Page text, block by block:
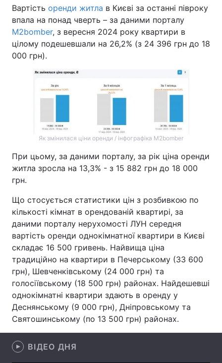
Головна Війна
Україна Політика
Економіка
Техно і зв'язок Лайт
Здоров'я Туризм
Цікавинки Погода
Екологія
Лонгріди
Відео з Youtube Статті
Інтерв'ю Думки
Архів Вакансії
Послуги
Вартість оренди житла в Києві за останні півроку
впала на понад чверть – за даними порталу
M2bomber, з вересня 2024 року квартири в
цілому подешевшали на 26,2% (з 24 396 грн до 18
000 грн).
Як змінилася ціни оренди / інфографіка M2bomber
При цьому, за даними порталу, за рік ціна оренди
житла зросла на 13,3% - з 15 882 грн до 18 000
грн.
Що стосується статистики цін з розбивкою по
кількості кімнат в орендованій квартирі, за
даними порталу нерухомості ЛУН середня
вартість оренди однокімнатної квартири в Києві
складає 16 500 гривень. Найвища ціна
традиційно на квартири в Печерському (33 600
грн), Шевченківському (24 000 грн) та
голосіївському (18 500 грн) районах. Найдешевші
однокімнатні квартири здають в оренду у
Деснянському (9 000 грн), Дніпровському та
Святошинському (по 13 500 грн) районах.
ВІДЕО ДНЯ